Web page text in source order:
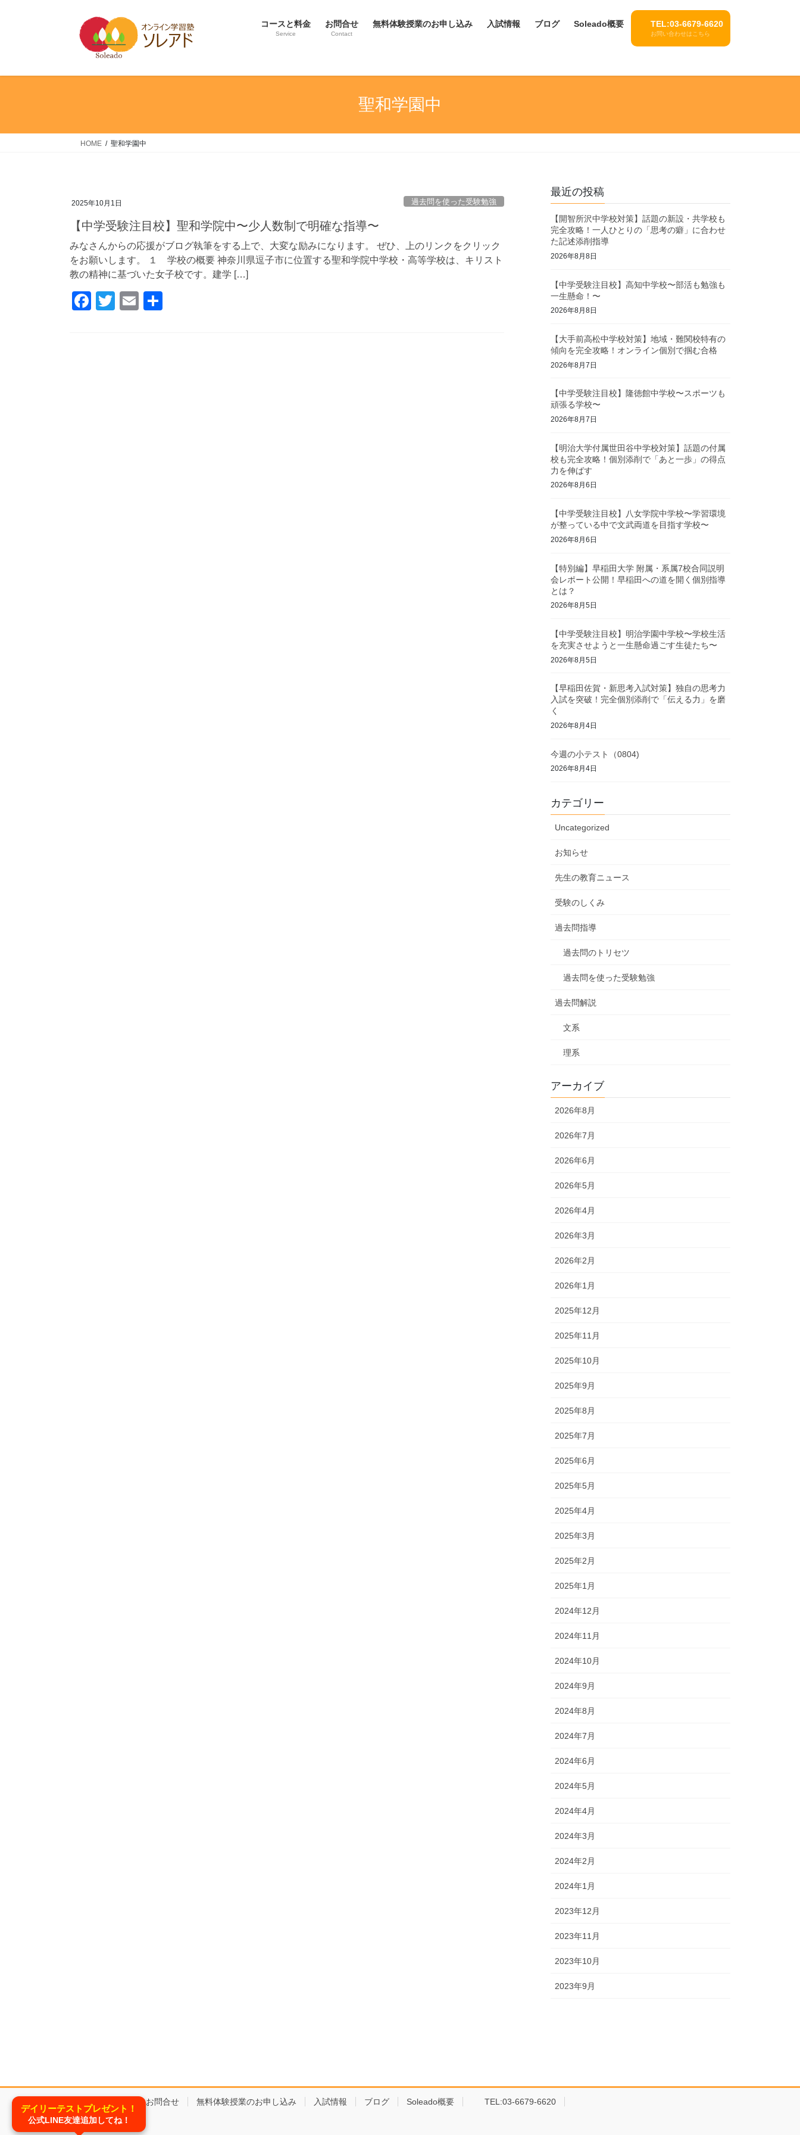
へ
プ
ョ
動
コースと料金
Service
お問合せ
Contact
無料体験授業のお申し込み 入試情報 ブログ Soleado概要 TEL:03-6679-6620
お問い合わせはこちら
聖和学園中
HOME 聖和学園中
2025年10月1日 過去問を使った受験勉強
【中学受験注目校】聖和学院中〜少人数制で明確な指導〜
みなさんからの応援がブログ執筆をする上で、大変な励みになります。 ぜひ、上のリンクをクリック
をお願いします。 １ 学校の概要 神奈川県逗子市に位置する聖和学院中学校・高等学校は、キリスト
教の精神に基づいた女子校です。建学 […]
F
T
E
最近の投稿
【開智所沢中学校対策】話題の新設・共学校も
完全攻略！一人ひとりの「思考の癖」に合わせ
た記述添削指導
2026年8月8日
【中学受験注目校】高知中学校〜部活も勉強も
一生懸命！〜
2026年8月8日
【大手前高松中学校対策】地域・難関校特有の
傾向を完全攻略！オンライン個別で掴む合格
2026年8月7日
【中学受験注目校】隆徳館中学校〜スポーツも
頑張る学校〜
2026年8月7日
【明治大学付属世田谷中学校対策】話題の付属
校も完全攻略！個別添削で「あと一歩」の得点
力を伸ばす
2026年8月6日
【中学受験注目校】八女学院中学校〜学習環境
が整っている中で文武両道を目指す学校〜
2026年8月6日
【特別編】早稲田大学 附属・系属7校合同説明
会レポート公開！早稲田への道を開く個別指導
とは？
2026年8月5日
【中学受験注目校】明治学園中学校〜学校生活
を充実させようと一生懸命過ごす生徒たち〜
2026年8月5日
【早稲田佐賀・新思考入試対策】独自の思考力
入試を突破！完全個別添削で「伝える力」を磨
く
2026年8月4日
今週の小テスト（0804)
2026年8月4日
カテゴリー
Uncategorized
お知らせ
先生の教育ニュース
受験のしくみ
過去問指導
過去問のトリセツ
過去問を使った受験勉強
過去問解説
文系
理系
アーカイブ
2026年8月
2026年7月
2026年6月
2026年5月
2026年4月
2026年3月
2026年2月
2026年1月
2025年12月
2025年11月
2025年10月
2025年9月
2025年8月
2025年7月
2025年6月
2025年5月
2025年4月
2025年3月
2025年2月
2025年1月
2024年12月
2024年11月
2024年10月
2024年9月
2024年8月
2024年7月
2024年6月
2024年5月
2024年4月
2024年3月
2024年2月
2024年1月
2023年12月
2023年11月
2023年10月
2023年9月
デイリーテストプレゼント！
公式LINE友達追加してね！
コースと料金 お問合せ 無料体験授業のお申し込み 入試情報 ブログ Soleado概要 TEL:03-6679-6620